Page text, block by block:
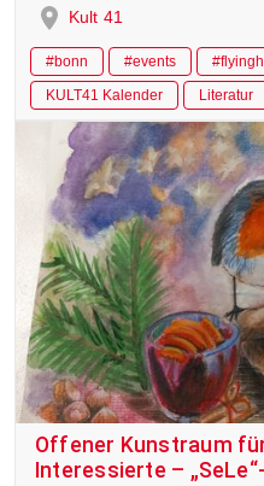
Kult 41
#bonn #events
KULT41 Kalender
Literatur
Offener Kunstraum
Interessierte –